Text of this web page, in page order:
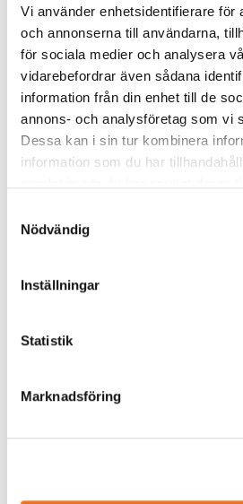
Vi använder enhetsidentifierare för
och annonserna till användarna,
för sociala medier och analysera
vidarebefordrar även sådana
information från din enhet till de
annons- och analysföretag som vi
Dessa kan i sin tur kombinera
information som du har
Nödvändig
Inställningar
Statistik
Marknadsföring
Den 5 december arrangerade TMF ett
CSRD (Corporate Sustainability Reporting
med Maria Lidberg från IVL Svenska
kan du se sändningen i efterhand.
5 december 2023
– exempel från industrin
olycka på arbetsplatsen? Och uppmuntra
industrin där chefer, ...